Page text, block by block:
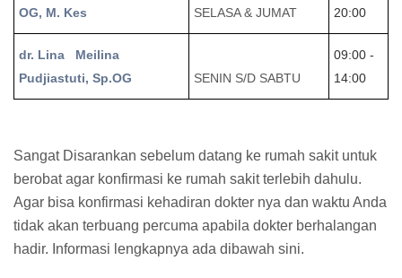
OG, M. Kes
SELASA & JUMAT
20:00
dr. Lina Meilina
Pudjiastuti, Sp.OG
SENIN S/D SABTU
09:00 -
14:00
Sangat Disarankan sebelum datang ke rumah sakit untuk
berobat agar konfirmasi ke rumah sakit terlebih dahulu.
Agar bisa konfirmasi kehadiran dokter nya dan waktu Anda
tidak akan terbuang percuma apabila dokter berhalangan
hadir. Informasi lengkapnya ada dibawah sini.